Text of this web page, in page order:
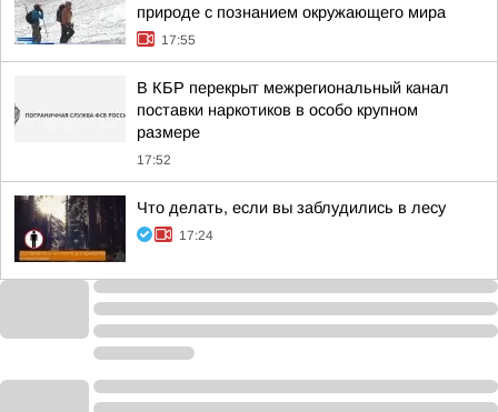
природе с познанием окружающего мира
17:55
В КБР перекрыт межрегиональный канал
поставки наркотиков в особо крупном
размере
17:52
Что делать, если вы заблудились в лесу
17:24